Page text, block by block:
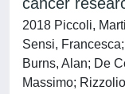
2018 Piccoli,
Sensi,
Burns, Alan; De
Massimo;